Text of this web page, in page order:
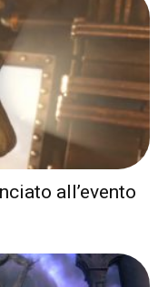
all’evento